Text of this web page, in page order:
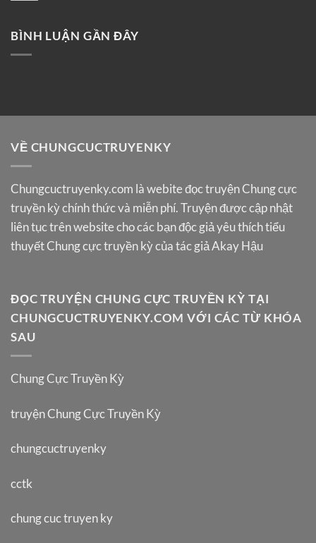
BÌNH LUẬN GẦN ĐÂY
VỀ CHUNGCUCTRUYENKY
Chungcuctruyenky.com là webite đọc truyện Chung cực
truyền kỳ chính thức và miễn phí. Truyện được cập nhật
liên tục trên website cho các bạn độc giả yêu thích tiểu
thuyết Chung cực truyền kỳ của tác giả Akay Hậu
ĐỌC TRUYỆN CHUNG CỰC TRUYỀN KỲ TẠI
CHUNGCUCTRUYENKY.COM VỚI CÁC TỪ KHÓA
SAU
Chung Cực Truyền Kỳ
truyện Chung Cực Truyền Kỳ
chungcuctruyenky
cctk
chung cuc truyen ky